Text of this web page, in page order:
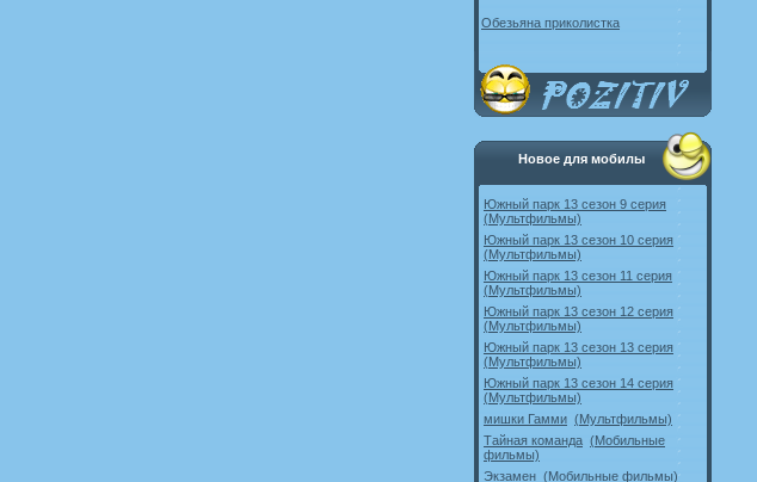
Обезьяна приколистка
Новое для мобилы
Южный парк 13 сезон 9 серия
(Мультфильмы)
Южный парк 13 сезон 10 серия
(Мультфильмы)
Южный парк 13 сезон 11 серия
(Мультфильмы)
Южный парк 13 сезон 12 серия
(Мультфильмы)
Южный парк 13 сезон 13 серия
(Мультфильмы)
Южный парк 13 сезон 14 серия
(Мультфильмы)
мишки Гамми (Мультфильмы)
Тайная команда (Мобильные
фильмы)
Экзамен (Мобильные фильмы)